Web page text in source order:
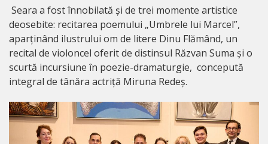
Seara a fost înnobilată și de trei momente artistice
deosebite: recitarea poemului „Umbrele lui Marcel”,
aparținând ilustrului om de litere Dinu Flămând, un
recital de violoncel oferit de distinsul Răzvan Suma și o
scurtă incursiune în poezie-dramaturgie, concepută
integral de tânăra actriță Miruna Redeș.